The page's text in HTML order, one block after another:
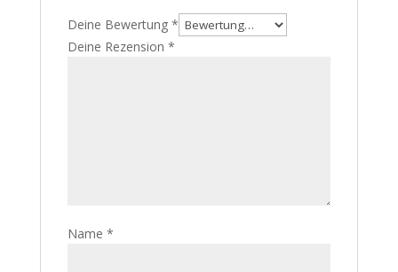
Deine Bewertung *
Deine Rezension *
Name *